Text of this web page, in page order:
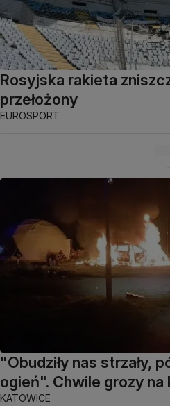
Rosyjska rakieta
przełożony
EUROSPORT
"Obudziły nas strzały,
ogień". Chwile grozy na
KATOWICE